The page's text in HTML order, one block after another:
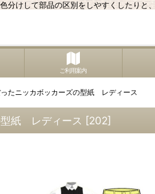
けして部品の区別をしやすくしたりと
ご利用案内
たニッカボッカーズの型紙 レディース
型紙 レディース [202]